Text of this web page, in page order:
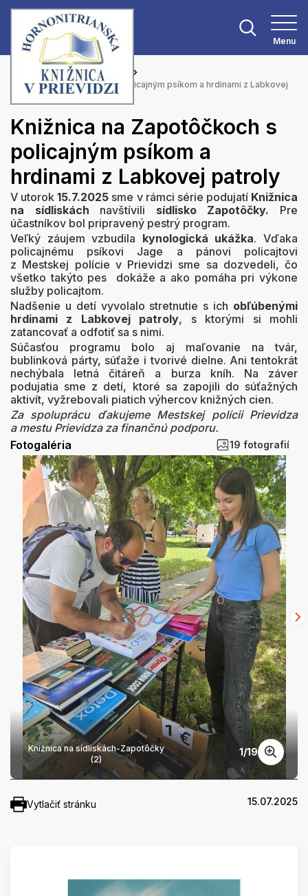
Menu
Hlavná stránka
Aktuality
Knižnica na Zapotôčkoch s policajným psíkom a hrdinami z Labkovej
patroly
Knižnica na Zapotôčkoch s
policajným psíkom a
hrdinami z Labkovej patroly
V utorok15.7.2025 sme v rámci série podujatí Knižnica
na sídliskách navštívili sídlisko Zapotôčky. Pre
účastníkov bol pripravený pestrý program.
Veľký záujem vzbudila kynologická ukážka. Vďaka
policajnému psíkovi Jage a pánovi policajtovi
z Mestskej polície v Prievidzi sme sa dozvedeli, čo
všetko takýto pes dokáže a ako pomáha pri výkone
služby policajtom.
Nadšenie u detí vyvolalo stretnutie s ich obľúbenými
hrdinami z Labkovej patroly, s ktorými si mohli
zatancovať a odfotiť sa s nimi.
Súčasťou programu bolo aj maľovanie na tvár,
bublinková párty, súťaže i tvorivé dielne. Ani tentokrát
nechýbala letná čitáreň a burza kníh. Na záver
podujatia sme z detí, ktoré sa zapojili do súťažných
aktivít, vyžrebovali piatich výhercov knižných cien.
Za spoluprácu ďakujeme Mestskej polícii Prievidza
a mestu Prievidza za finančnú podporu.
Fotogaléria
19 fotografií
Knižnica na sídliskách-Zapotôčky
(2)
1/19
Vytlačiť stránku 15.07.2025